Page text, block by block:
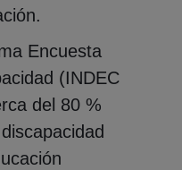
Encuesta
(INDEC
del 80 %